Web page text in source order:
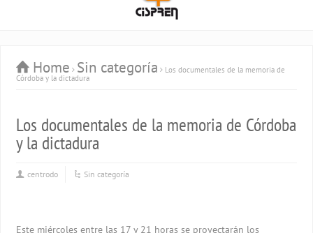
Home Sin categoría
Los documentales de la memoria de
Córdoba y la dictadura
Los documentales de la memoria de Córdoba
y la dictadura
centrodo Sin categoría
Este miércoles entre las 17 y 21 horas se proyectarán los